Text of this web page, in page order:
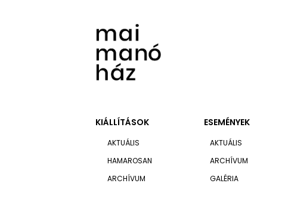
KIÁLLÍTÁSOK
AKTUÁLIS
HAMAROSAN
ARCHÍVUM
ESEMÉNYEK
AKTUÁLIS
ARCHÍVUM
GALÉRIA